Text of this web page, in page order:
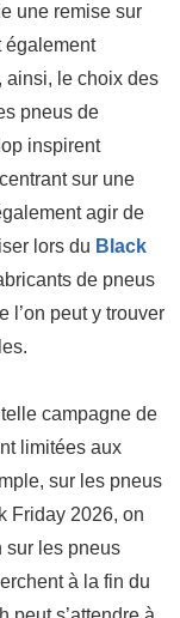
une remise sur
également
ainsi, le choix des
pneus de
inspirent
sur une
agir de
lors du Black
de pneus
l’on peut y trouver
campagne de
limitées aux
sur les pneus
Friday 2026, on
sur les pneus
à la fin du